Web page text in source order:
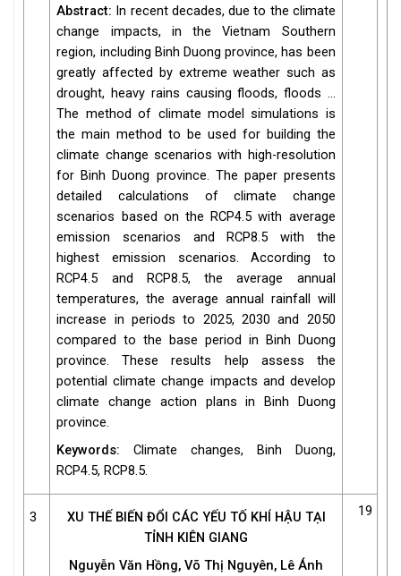
Abstract: In recent decades, due to the climate
change impacts, in the Vietnam Southern
region, including Binh Duong province, has been
greatly affected by extreme weather such as
drought, heavy rains causing floods, floods …
The method of climate model simulations is
the main method to be used for building the
climate change scenarios with high-resolution
for Binh Duong province. The paper presents
detailed calculations of climate change
scenarios based on the RCP4.5 with average
emission scenarios and RCP8.5 with the
highest emission scenarios. According to
RCP4.5 and RCP8.5, the average annual
temperatures, the average annual rainfall will
increase in periods to 2025, 2030 and 2050
compared to the base period in Binh Duong
province. These results help assess the
potential climate change impacts and develop
climate change action plans in Binh Duong
province.
Keywords: Climate changes, Binh Duong,
RCP4.5, RCP8.5.
3
XU THẾ BIẾN ĐỔI CÁC YẾU TỐ KHÍ HẬU TẠI
TỈNH KIÊN GIANG
Nguyễn Văn Hồng, Võ Thị Nguyên, Lê Ánh
19